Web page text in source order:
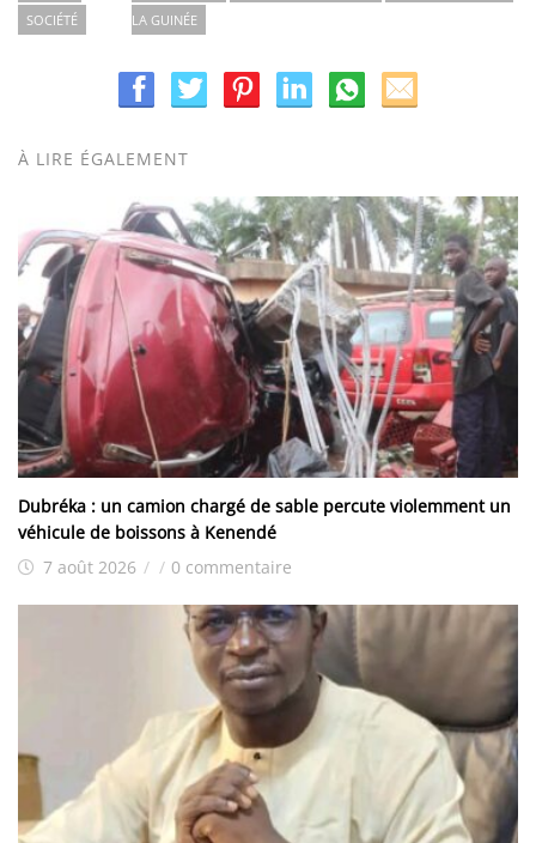
SOCIÉTÉ
LA GUINÉE
À LIRE ÉGALEMENT
Dubréka : un camion chargé de sable percute violemment un
véhicule de boissons à Kenendé
7 août 2026 / / 0 commentaire